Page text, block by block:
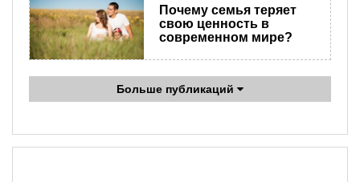
Почему семья теряет
свою ценность в
современном мире?
Больше публикаций